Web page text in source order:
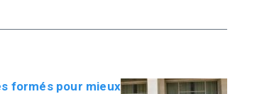
formés pour mieux